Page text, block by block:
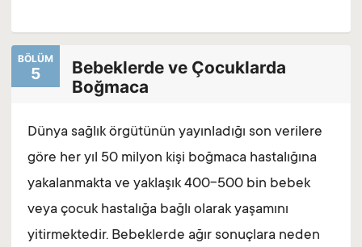
BÖLÜM
5
Bebeklerde ve Çocuklarda
Boğmaca
Dünya sağlık örgütünün yayınladığı son verilere
göre her yıl 50 milyon kişi boğmaca hastalığına
yakalanmakta ve yaklaşık 400-500 bin bebek
veya çocuk hastalığa bağlı olarak yaşamını
yitirmektedir. Bebeklerde ağır sonuçlara neden